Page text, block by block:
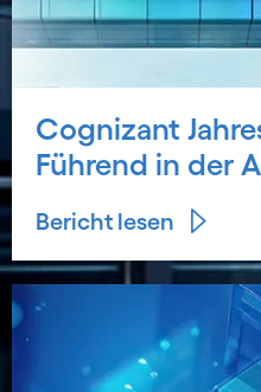
Cognizant
Führend in der
Bericht lesen